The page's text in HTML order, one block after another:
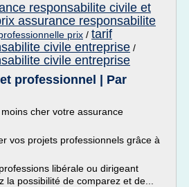
responsabilite civile et
assurance responsabilite
prix / tarif
civile entreprise /
civile entreprise
professionnel | Par
cher votre assurance
vos projets professionnels grâce à
libérale ou dirigeant
la possibilité de comparez et de...